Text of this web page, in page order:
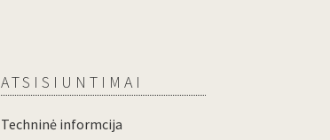
ATSISIUNTIMAI
Techninė informcija